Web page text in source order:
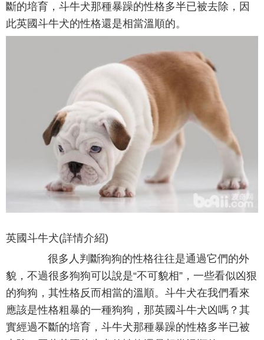
斷的培育，斗牛犬那種暴躁的性格多半已被去除，因
此英國斗牛犬的性格還是相當溫順的。
英國斗牛犬(詳情介紹)
很多人判斷狗狗的性格往往是通過它們的外
貌，不過很多狗狗可以說是“不可貌相”，一些看似凶狠
的狗狗，其性格反而相當的溫順。斗牛犬在我們看來
應該是性格粗暴的一種狗狗，那英國斗牛犬凶嗎？其
實經過不斷的培育，斗牛犬那種暴躁的性格多半已被